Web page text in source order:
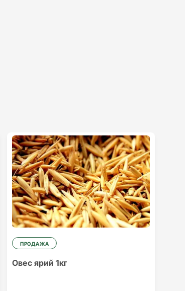
ПРОДАЖА
Овес ярий 1кг